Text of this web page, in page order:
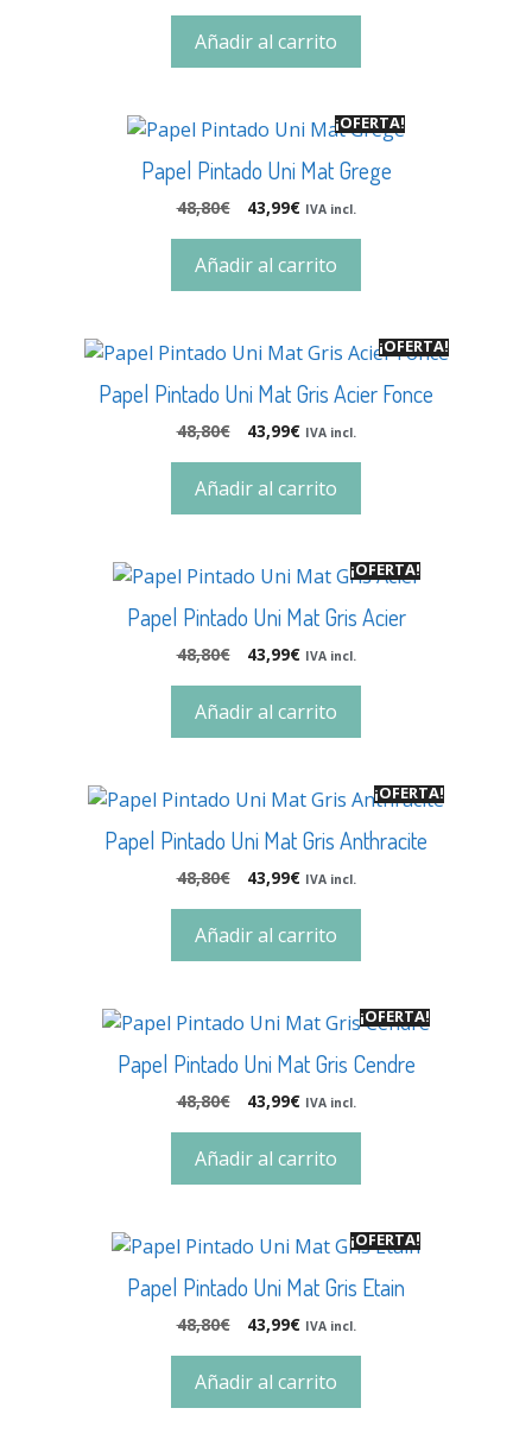
Añadir al carrito
¡OFERTA!
Papel Pintado Uni Mat Grege
48,80€ 43,99€ IVA incl.
Añadir al carrito
¡OFERTA!
Papel Pintado Uni Mat Gris Acier Fonce
48,80€ 43,99€ IVA incl.
Añadir al carrito
¡OFERTA!
Papel Pintado Uni Mat Gris Acier
48,80€ 43,99€ IVA incl.
Añadir al carrito
¡OFERTA!
Papel Pintado Uni Mat Gris Anthracite
48,80€ 43,99€ IVA incl.
Añadir al carrito
¡OFERTA!
Papel Pintado Uni Mat Gris Cendre
48,80€ 43,99€ IVA incl.
Añadir al carrito
¡OFERTA!
Papel Pintado Uni Mat Gris Etain
48,80€ 43,99€ IVA incl.
Añadir al carrito